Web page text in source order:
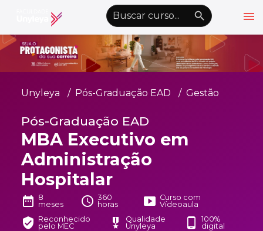
menu
emoji_objectsAlto Contraste nights_stay wb_sunny
Graduação EAD
Atualização Profissional
Conheça a Unyleya
keyboard_arrow_down
Alianças Acadêmicas
Convênios
keyboard_arrow_down
UnyVantagens
Unyleya Pós-Graduação EAD Gestão
Pós-Graduação EAD
MBA Executivo em
Administração
Hospitalar
date_range 8
meses
schedule 360
horas
smart_display Curso com
Vídeoaula
verified_user Reconhecido
pelo MEC
military_tech
Qualidade
Unyleya
phone_android
100%
digital